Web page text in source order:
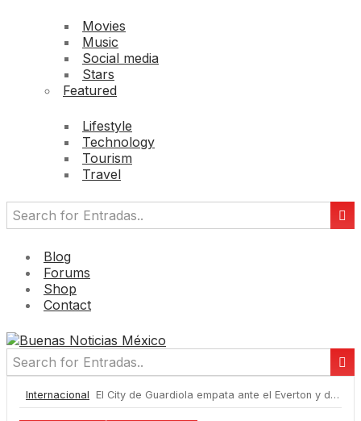
Movies
Music
Social media
Stars
Featured
Lifestyle
Technology
Tourism
Travel
Blog
Forums
Shop
Contact
Internacional El City de Guardiola empata ante el Everton y deja en manos del Arsenal la Premier